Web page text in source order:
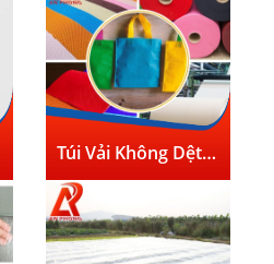
Túi Vải Không Dệt Cán Màng